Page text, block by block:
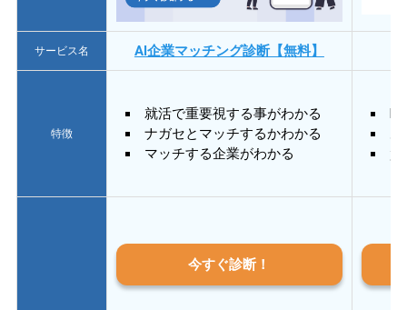
サービス名 AI企業マッチング診断【無料】
特徴
就活で重要視する事がわかる
ナガセとマッチするかわかる
マッチする企業がわかる
質
今すぐ診断！